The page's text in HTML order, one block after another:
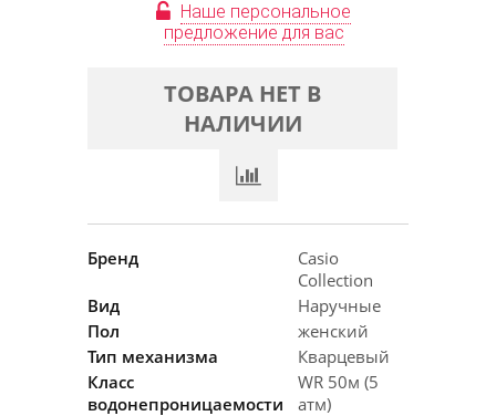
Наше персональное
предложение для вас
ТОВАРА НЕТ В
НАЛИЧИИ
Бренд
Casio
Collection
Вид
Наручные
Пол
женский
Тип механизма
Кварцевый
Класс
водонепроницаемости
WR 50м (5
атм)